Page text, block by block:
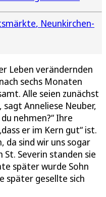
Neunkirchen-
Leben verändernden
sechs Monaten
Alle seien zunächst
Anneliese Neuber,
nehmen?“ Ihre
er im Kern gut“ ist.
da sind wir uns sogar
St. Severin standen sie
später wurde Sohn
später gesellte sich